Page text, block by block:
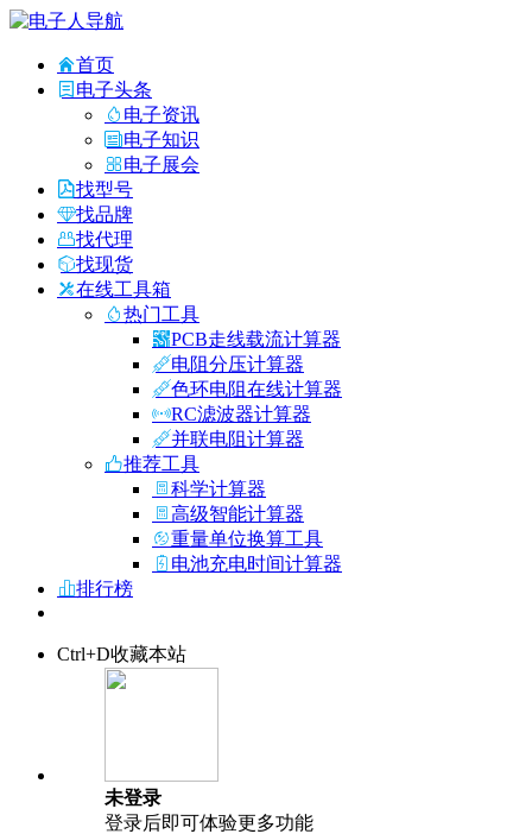
首页
电子头条
电子资讯
电子知识
电子展会
找型号
找品牌
找代理
找现货
在线工具箱
热门工具
PCB走线载流计算器
电阻分压计算器
色环电阻在线计算器
RC滤波器计算器
并联电阻计算器
推荐工具
科学计算器
高级智能计算器
重量单位换算工具
电池充电时间计算器
排行榜
Ctrl+D收藏本站
未登录
登录后即可体验更多功能